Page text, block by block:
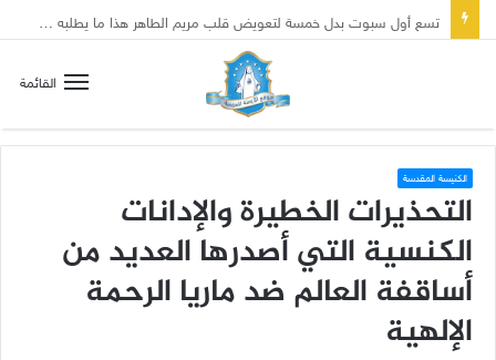
القائمة
الكنيسة المقدسة
التحذيرات الخطيرة والإدانات
الكنسية التي أصدرها العديد من
أساقفة العالم ضد ماريا الرحمة
الإلهية